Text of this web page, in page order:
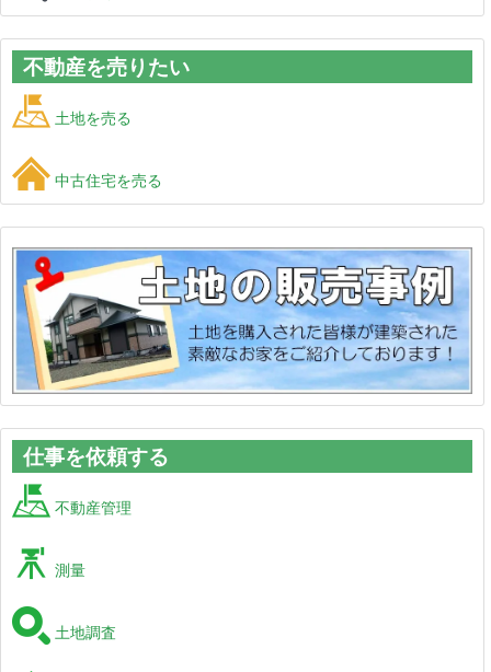
不動産を売りたい
土地を売る
中古住宅を売る
仕事を依頼する
不動産管理
測量
土地調査